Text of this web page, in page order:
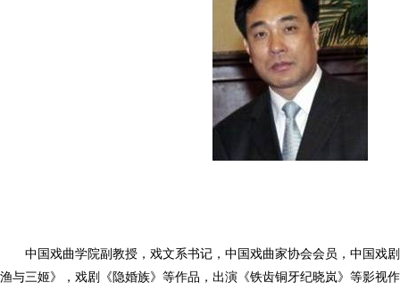
中国戏曲学院副教授，戏文系书记，中国戏曲家协会会员，中国戏
渔与三姬》，戏剧《隐婚族》等作品，出演《铁齿铜牙纪晓岚》等影视